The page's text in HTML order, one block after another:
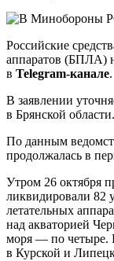
Российские
аппаратов (БПЛА)
в Telegram-канале.
В заявлении
в Брянской области.
По данным
продолжалась в
Утром 26 октября
ликвидировали 82
летательных
над акваторией
моря — по четыре.
в Курской и